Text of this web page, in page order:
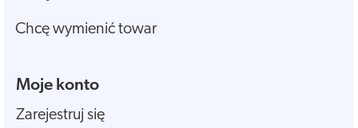
Chcę wymienić towar
Moje konto
Zarejestruj się